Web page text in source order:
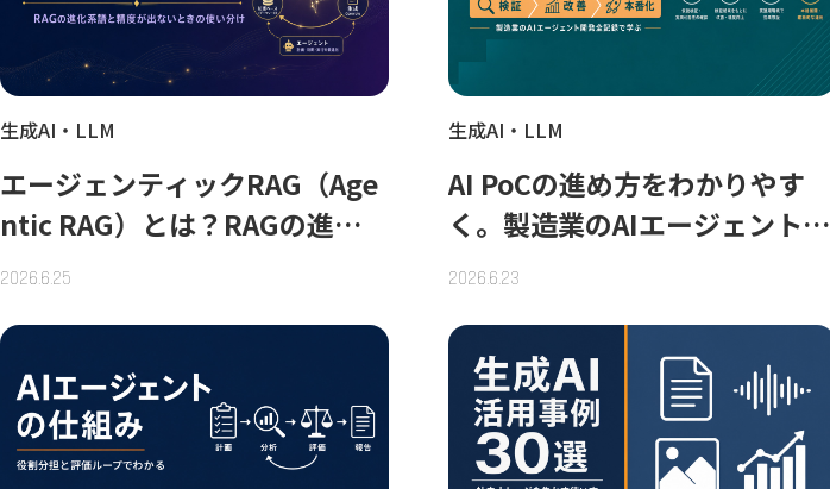
生成AI・LLM
エージェンティックRAG（Age
ntic RAG）とは？RAGの進化
系譜と精度が出ないときの使い
2026.6.25
生成AI・LLM
AI PoCの進め方をわかりやす
く。製造業のAIエージェント開
発全記録で学ぶ失敗回避と本番
2026.6.23